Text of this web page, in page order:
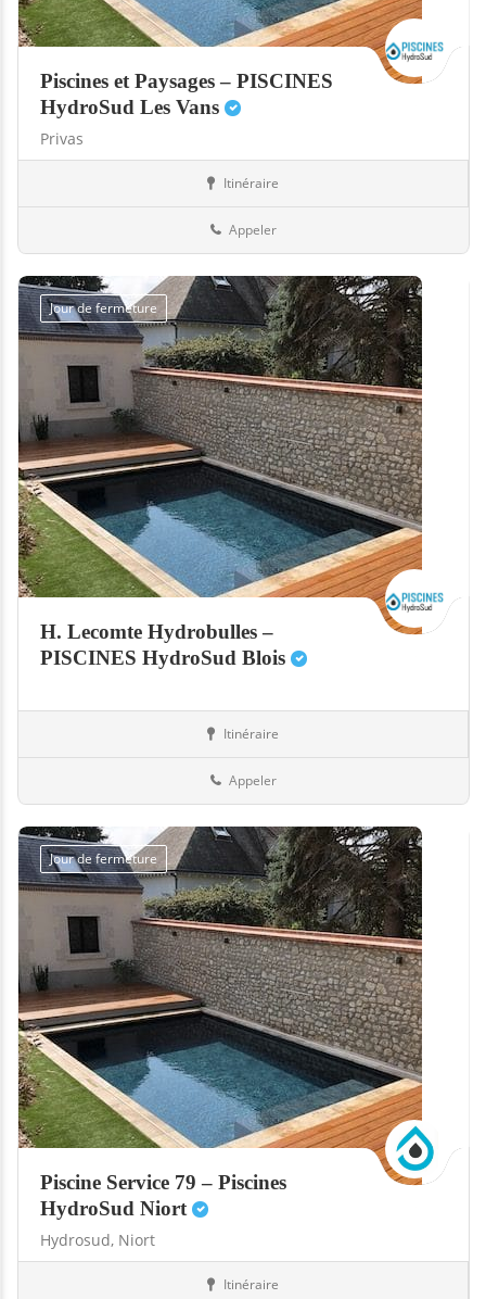
Piscines et Paysages – PISCINES
HydroSud Les Vans
Privas
Itinéraire
Appeler
Jour de fermeture
H. Lecomte Hydrobulles –
PISCINES HydroSud Blois
Itinéraire
Appeler
Jour de fermeture
Piscine Service 79 – Piscines
HydroSud Niort
Hydrosud, Niort
Itinéraire